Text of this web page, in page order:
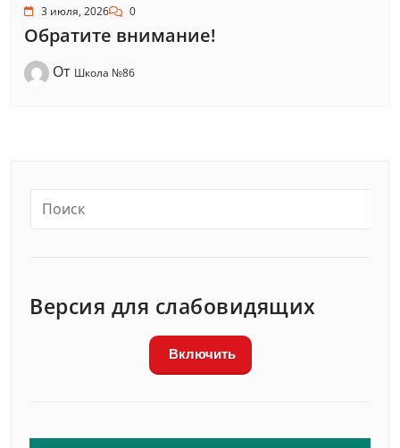
3 июля, 2026 0
Обратите внимание!
От Школа №86
Версия для слабовидящих
Включить